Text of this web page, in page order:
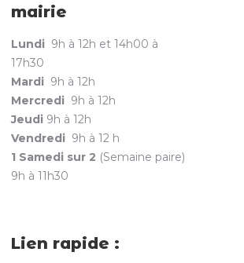
mairie
Lundi 9h à 12h et 14h00 à
17h30
Mardi 9h à 12h
Mercredi 9h à 12h
Jeudi 9h à 12h
Vendredi 9h à 12 h
1 Samedi sur 2 (Semaine paire)
9h à 11h30
Lien rapide :